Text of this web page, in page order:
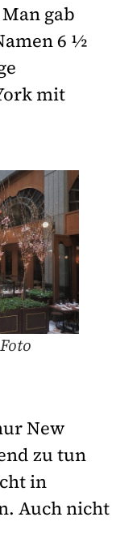
gab
6 ½
mit
New
zu tun
in
Auch nicht